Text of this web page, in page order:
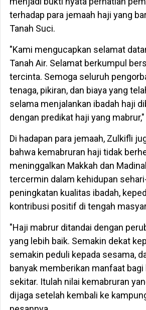
terhadap para jemaah haji yang
Tanah Suci.
"Kami mengucapkan selamat
Tanah Air. Selamat berkumpul
tercinta. Semoga seluruh
tenaga, pikiran, dan biaya yang
selama menjalankan ibadah haji
dengan predikat haji yang
Di hadapan para jemaah, Zulkifli
bahwa kemabruran haji tidak
meninggalkan Makkah dan
tercermin dalam kehidupan
peningkatan kualitas ibadah,
kontribusi positif di tengah
"Haji mabrur ditandai dengan
yang lebih baik. Semakin dekat
semakin peduli kepada sesama,
banyak memberikan manfaat bagi
sekitar. Itulah nilai kemabruran
dijaga setelah kembali ke